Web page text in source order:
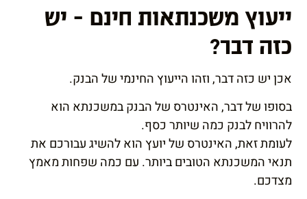
ייעוץ משכנתאות חינם – יש
כזה דבר?
אכן יש כזה דבר, וזהו הייעוץ החינמי של הבנק.
בסופו של דבר, האינטרס של הבנק במשכנתא הוא
להרוויח לבנק כמה שיותר כסף.
לעומת זאת, האינטרס של יועץ הוא להשיג עבורכם את
תנאי המשכנתא הטובים ביותר. עם כמה שפחות מאמץ
מצדכם.